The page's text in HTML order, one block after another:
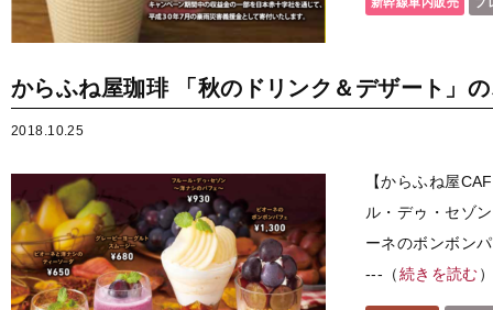
からふね屋珈琲 「秋のドリンク＆デザート」
2018.10.25
【からふね屋
ル・デゥ・セゾ
ーネのボンボン
---（続きを読む